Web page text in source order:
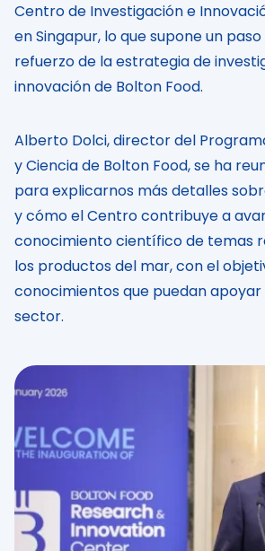
Centro de Investigación e
en Singapur, lo que supone un
refuerzo de la estrategia de
innovación de Bolton Food.
Alberto Dolci, director del
y Ciencia de Bolton Food, se ha
para explicarnos más detalles
y cómo el Centro contribuye a
conocimiento científico de temas
los productos del mar, con el
conocimientos que puedan
sector.